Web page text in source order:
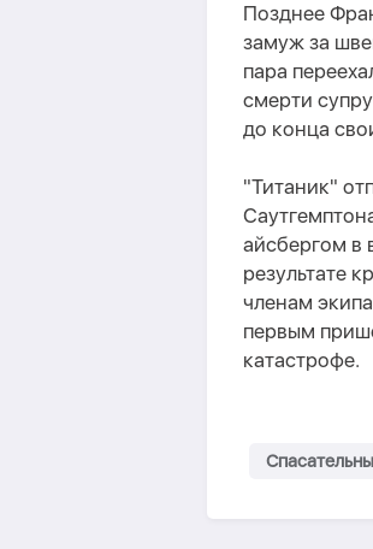
Позднее
замуж за
пара
смерти
до конца
"Титаник"
айсбергом в
результате
членам
первым
катастрофе.